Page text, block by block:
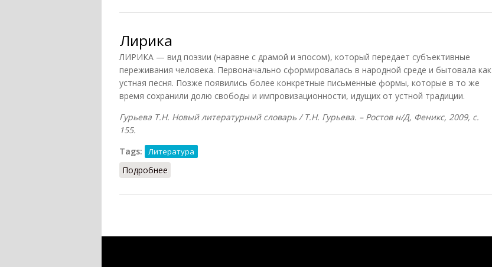
Лирика
ЛИРИКА — вид поэзии (наравне с драмой и эпосом), который передает субъективные
переживания человека. Первоначально сформировалась в народной среде и бытовала как
устная песня. Позже появились более конкретные письменные формы, которые в то же
время сохранили долю свободы и импровизационности, идущих от устной традиции.
Гурьева Т.Н. Новый литературный словарь / Т.Н. Гурьева. – Ростов н/Д, Феникс, 2009, с.
155.
Tags:
Литература
Подробнее